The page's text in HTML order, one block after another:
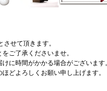
せて頂きます。
ご了承くださいませ。
に時間がかかる場合がございます。
どよろしくお願い申し上げます。